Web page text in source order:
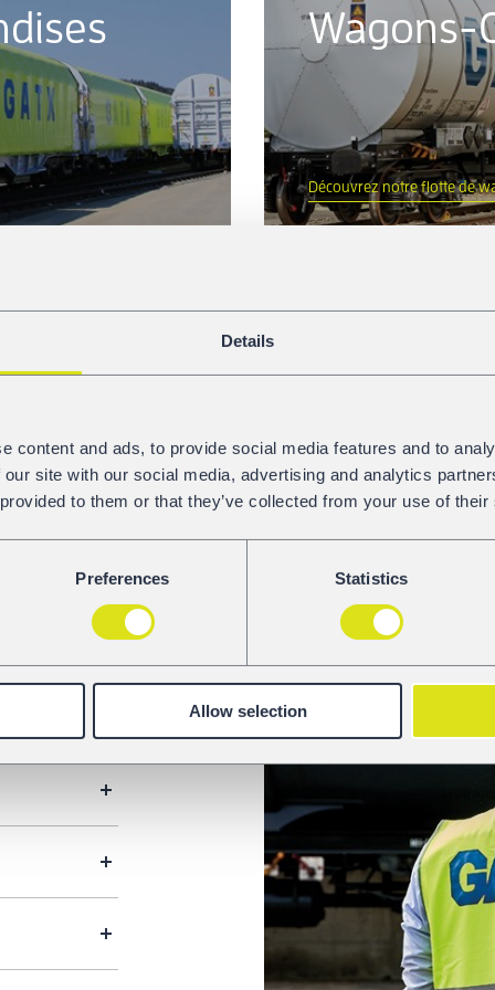
Details
content and ads, to provide social media features and to
site with our social media, advertising and analytics
to them or that they’ve collected from your use of
Preferences Statistics
Allow selection
Wagons-
Découvrez notre flotte de